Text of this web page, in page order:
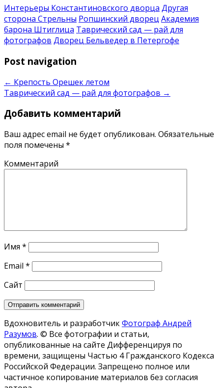
Интерьеры Константиновского дворца Другая
сторона Стрельны Ропшинский дворец Академия
барона Штиглица Таврический сад — рай для
фотографов Дворец Бельведер в Петергофе
Post navigation
← Крепость Орешек летом
Таврический сад — рай для фотографов →
Добавить комментарий
Ваш адрес email не будет опубликован. Обязательные
поля помечены *
Комментарий
Имя *
Email *
Сайт
Вдохновитель и разработчикФотограф Андрей
Разумов. © Все фотографии и статьи,
опубликованные на сайте Дифференцируя по
времени, защищены Частью 4 Гражданского Кодекса
Российской Федерации. Запрещено полное или
частичное копирование материалов без согласия